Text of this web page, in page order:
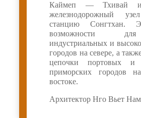
Каймеп — Тхивай и
железнодорожный
станцию Сонгтхан.
возможности
индустриальных и
городов на севере, а
цепочки портовых и
приморских городов
востоке.
Архитектор Нго Вьет